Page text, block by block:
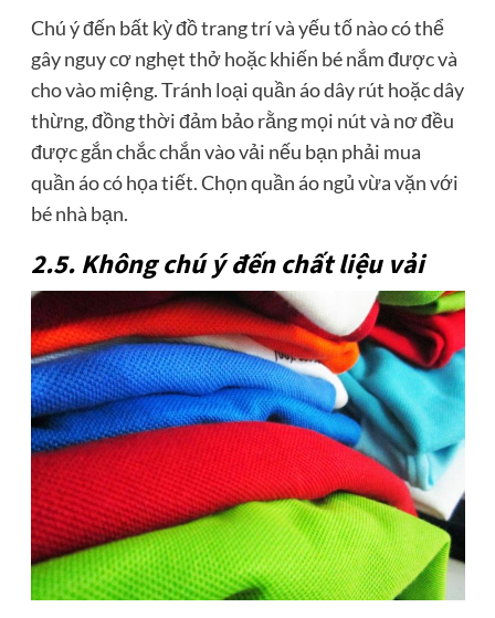
Chú ý đến bất kỳ đồ trang trí và yếu tố nào có thể
gây nguy cơ nghẹt thở hoặc khiến bé nắm được và
cho vào miệng. Tránh loại quần áo dây rút hoặc dây
thừng, đồng thời đảm bảo rằng mọi nút và nơ đều
được gắn chắc chắn vào vải nếu bạn phải mua
quần áo có họa tiết. Chọn quần áo ngủ vừa vặn với
bé nhà bạn.
2.5. Không chú ý đến chất liệu vải